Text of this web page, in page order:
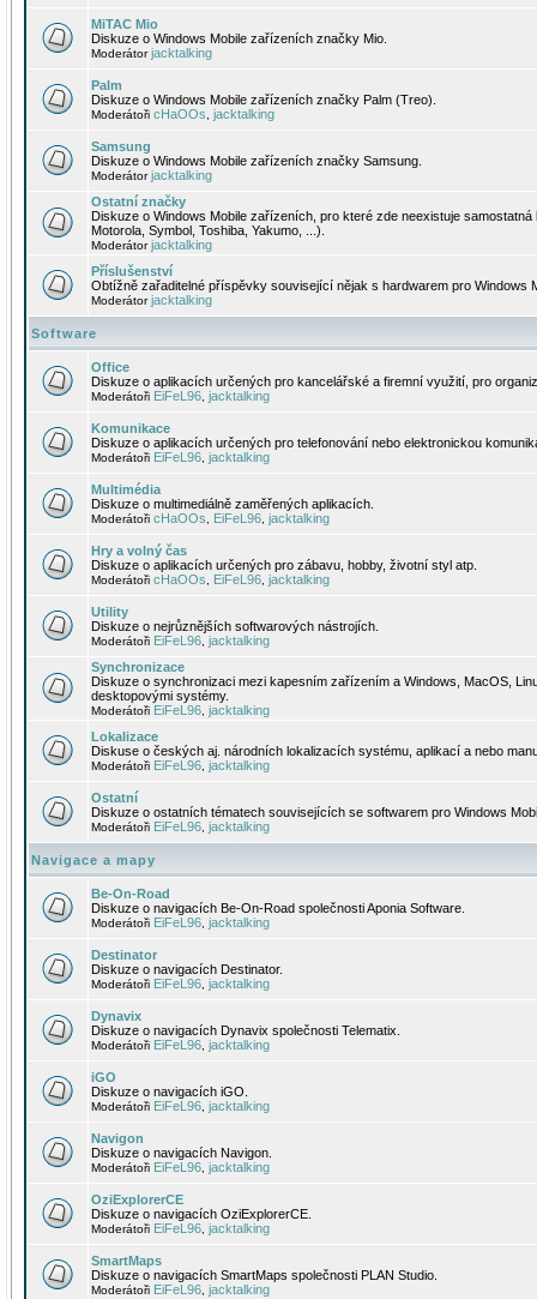
MiTAC Mio
Diskuze o Windows Mobile zařízeních značky Mio.
Moderátorjacktalking
Palm
Diskuze o Windows Mobile zařízeních značky Palm (Treo).
Moderátoři cHaOOs jacktalking
Samsung
Diskuze o Windows Mobile zařízeních značky Samsung.
Moderátorjacktalking
Ostatní značky
Diskuze o Windows Mobile zařízeních, pro které zde neexistuje
Motorola, Symbol, Toshiba, Yakumo, ...).
Moderátorjacktalking
Příslušenství
Obtížně zařaditelné příspěvky související nějak s hardwarem pro Windows
Moderátorjacktalking
Software
Office
Diskuze o aplikacích určených pro kancelářské a firemní využití, pro
Moderátoři EiFeL96 jacktalking
Komunikace
Diskuze o aplikacích určených pro telefonování nebo elektronickou
Moderátoři EiFeL96 jacktalking
Multimédia
Diskuze o multimediálně zaměřených aplikacích.
Moderátoři cHaOOs EiFeL96 jacktalking
Hry a volný čas
Diskuze o aplikacích určených pro zábavu, hobby, životní styl atp.
Moderátoři cHaOOs EiFeL96 jacktalking
Utility
Diskuze o nejrůznějších softwarových nástrojích.
Moderátoři EiFeL96 jacktalking
Synchronizace
Diskuze o synchronizaci mezi kapesním zařízením a Windows, MacOS,
desktopovými systémy.
Moderátoři EiFeL96 jacktalking
Lokalizace
Diskuse o českých aj. národních lokalizacích systému, aplikací a nebo
Moderátoři EiFeL96 jacktalking
Ostatní
Diskuze o ostatních tématech souvisejících se softwarem pro Windows
Moderátoři EiFeL96 jacktalking
Navigace a mapy
Be-On-Road
Diskuze o navigacích Be-On-Road společnosti Aponia Software.
Moderátoři EiFeL96 jacktalking
Destinator
Diskuze o navigacích Destinator.
Moderátoři EiFeL96 jacktalking
Dynavix
Diskuze o navigacích Dynavix společnosti Telematix.
Moderátoři EiFeL96 jacktalking
iGO
Diskuze o navigacích iGO.
Moderátoři EiFeL96 jacktalking
Navigon
Diskuze o navigacích Navigon.
Moderátoři EiFeL96 jacktalking
OziExplorerCE
Diskuze o navigacích OziExplorerCE.
Moderátoři EiFeL96 jacktalking
SmartMaps
Diskuze o navigacích SmartMaps společnosti PLAN Studio.
Moderátoři EiFeL96 jacktalking